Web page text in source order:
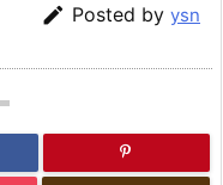
 Posted by ysn